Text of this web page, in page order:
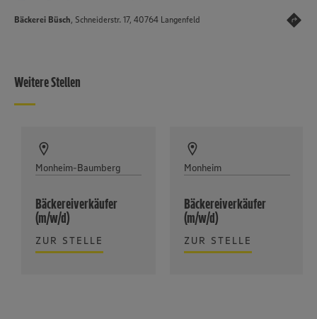
Bäckerei Büsch, Schneiderstr. 17, 40764 Langenfeld
Weitere Stellen
Monheim-Baumberg
Bäckereiverkäufer
(m/w/d)
ZUR STELLE
Monheim
Bäckereiverkäufer
(m/w/d)
ZUR STELLE